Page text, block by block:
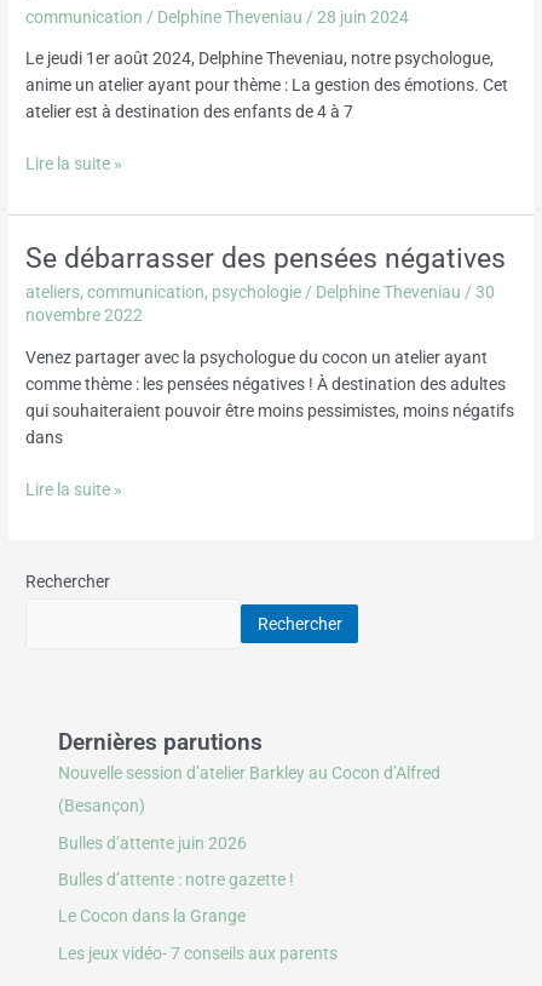
communication / Delphine Theveniau /28 juin 2024
Le jeudi 1er août 2024, Delphine Theveniau, notre psychologue,
anime un atelier ayant pour thème : La gestion des émotions. Cet
atelier est à destination des enfants de 4 à 7
Gestion
des
émotions
pour
4-
Lire la suite »
Se débarrasser des pensées négatives
ateliers,communication, psychologie/ Delphine Theveniau/30
novembre 2022
Venez partager avec la psychologue du cocon un atelier ayant
comme thème : les pensées négatives ! À destination des adultes
qui souhaiteraient pouvoir être moins pessimistes, moins négatifs
dans
Se
négatives
Lire la suite »
Rechercher
Rechercher
Dernières parutions
Nouvelle session d’atelier Barkley au Cocon d’Alfred
(Besançon)
Bulles d’attente juin 2026
Bulles d’attente : notre gazette !
Le Cocon dans la Grange
Les jeux vidéo- 7 conseils aux parents